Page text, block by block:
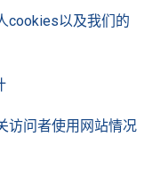
cookies以及我们的
访问者使用网站情况